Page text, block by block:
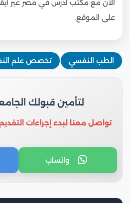
الآن مع مكتب ادرس في مصر عبر
على الموقع.
الطب النفسي تخصص علم
لتأمين قبولك
تواصل معنا لبدء إجراءات
واتساب